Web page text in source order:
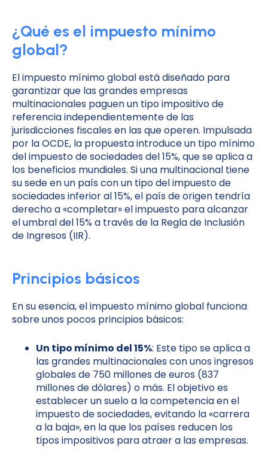
¿Qué es el impuesto mínimo
global?
El impuesto mínimo global está diseñado para
garantizar que las grandes empresas
multinacionales paguen un tipo impositivo de
referencia independientemente de las
jurisdicciones fiscales en las que operen. Impulsada
por la OCDE, la propuesta introduce un tipo mínimo
del impuesto de sociedades del 15%, que se aplica a
los beneficios mundiales. Si una multinacional tiene
su sede en un país con un tipo del impuesto de
sociedades inferior al 15%, el país de origen tendría
derecho a «completar» el impuesto para alcanzar
el umbral del 15% a través de la Regla de Inclusión
de Ingresos (IIR).
Principios básicos
En su esencia, el impuesto mínimo global funciona
sobre unos pocos principios básicos:
Un tipo mínimo del 15%: Este tipo se aplica a
las grandes multinacionales con unos ingresos
globales de 750 millones de euros (837
millones de dólares) o más. El objetivo es
establecer un suelo a la competencia en el
impuesto de sociedades, evitando la «carrera
a la baja», en la que los países reducen los
tipos impositivos para atraer a las empresas.